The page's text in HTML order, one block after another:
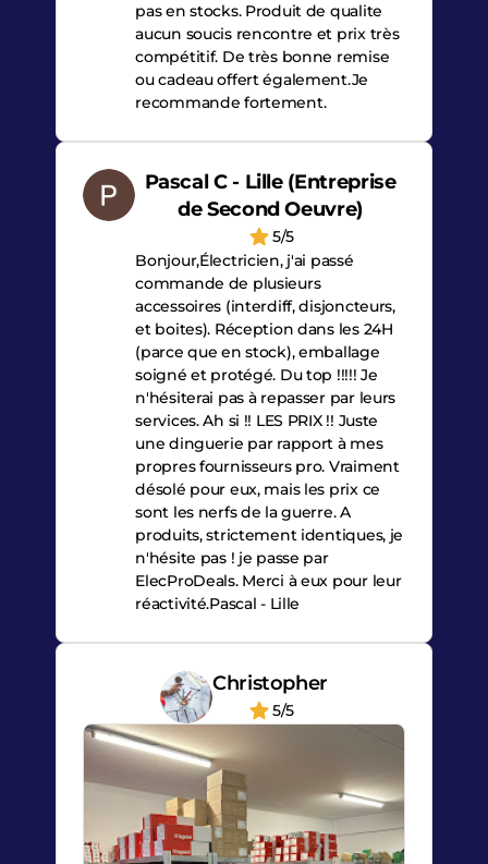
pas en stocks. Produit de qualite
aucun soucis rencontre et prix très
compétitif. De très bonne remise
ou cadeau offert également.Je
recommande fortement.
Pascal C - Lille (Entreprise
de Second Oeuvre)
5/5
Bonjour,Électricien, j'ai passé
commande de plusieurs
accessoires (interdiff, disjoncteurs,
et boites). Réception dans les 24H
(parce que en stock), emballage
soigné et protégé. Du top !!!!! Je
n'hésiterai pas à repasser par leurs
services. Ah si !! LES PRIX !! Juste
une dinguerie par rapport à mes
propres fournisseurs pro. Vraiment
désolé pour eux, mais les prix ce
sont les nerfs de la guerre. A
produits, strictement identiques, je
n'hésite pas ! je passe par
ElecProDeals. Merci à eux pour leur
réactivité.Pascal - Lille
Christopher
5/5